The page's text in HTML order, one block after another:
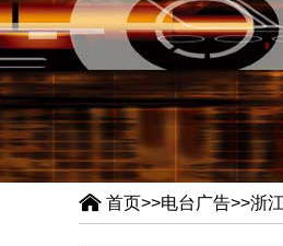
 首页>>电台广告>>浙江